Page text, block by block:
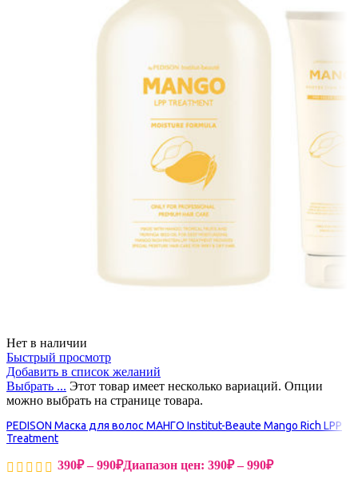
Нет в наличии
Быстрый просмотр
Добавить в список желаний
Выбрать ... Этот товар имеет несколько вариаций. Опции
можно выбрать на странице товара.
PEDISON Маска для волос МАНГО Institut-Beaute Mango Rich LPP
Treatment
390₽ – 990₽Диапазон цен: 390₽ – 990₽